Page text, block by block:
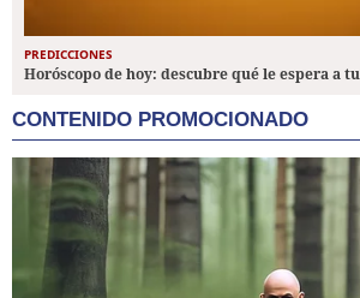
PREDICCIONES
Horóscopo de hoy: descubre qué le espera a
CONTENIDO PROMOCIONADO